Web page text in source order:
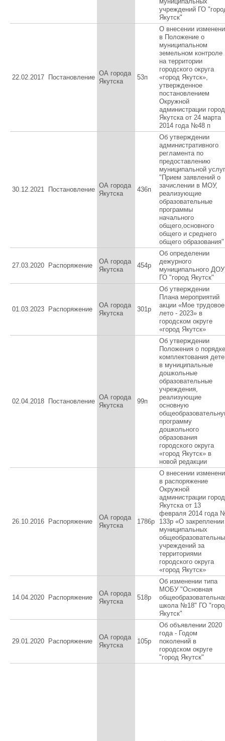
учреждений ГО
Якутск"
22.02.2017 Постановление
ОА города
Якутска
53п
О внесении
в Положение о
муниципальном
земельном контроле
на территории
городского округа
«город Якутск»,
утвержденное
постановлением
Окружной
администрации
Якутска от 24 марта
2014 года №48 п
30.12.2021 Постановление
ОА города
Якутска
436п
Об утверждении
административного
регламента по
предоставлению
муниципальной
"Прием заявлений о
зачислении в МОУ,
реализующие
образовательные
программы
начального
общего,основного
общего и среднего
общего образования"
27.03.2020 Распоряжение
ОА города
Якутска
454p
Об определении
дежурного
муниципального ДОУ
ГО "город Якутск"
01.03.2023 Распоряжение
ОА города
Якутска
301р
Об утверждении
Плана мероприятий
акции «Мое трудовое
лето - 2023» в
городском округе
«город Якутск»
02.04.2018 Постановление
ОА города
Якутска
99п
Об утверждении
Положения о порядке
комплектования
в муниципальные
дошкольные
образовательные
учреждения,
реализующие
основную
программу
дошкольного
образования
городского округа
«город Якутск» в
новой редакции
26.10.2016 Распоряжение
ОА города
Якутска
1786р
О внесении
в распоряжение
Окружной
администрации
Якутска от 13
февраля 2014 года
133р «О закреплении
муниципальных
учреждений за
территориями
городского округа
«город Якутск»
14.04.2020 Распоряжение
ОА города
Якутска
518р
Об изменении типа
МОБУ "Основная
школа №18" ГО
Якутск"
29.01.2020 Распоряжение
ОА города
Якутска
105р
Об объявлении 2020
года - Годом
поколений в
городском округе
"город Якутск"